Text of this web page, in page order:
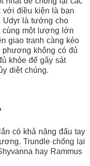
điều kiện là bạn
Udyr là tướng cho
cùng một lượng lớn
giao tranh càng kéo
không có đủ
khỏe để gây sát
diệt chúng.
có khả năng đấu tay
Trundle chống lại
hay Rammus